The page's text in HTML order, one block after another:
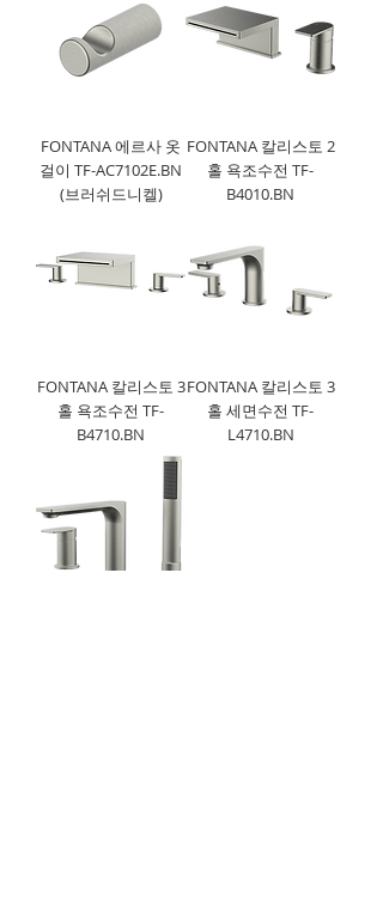
FONTANA 에르사 옷
걸이 TF-AC7102E.BN
(브러쉬드니켈)
FONTANA 칼리스토 2
홀 욕조수전 TF-
B4010.BN
FONTANA 칼리스토 3
홀 욕조수전 TF-
B4710.BN
FONTANA 칼리스토 3
홀 세면수전 TF-
L4710.BN